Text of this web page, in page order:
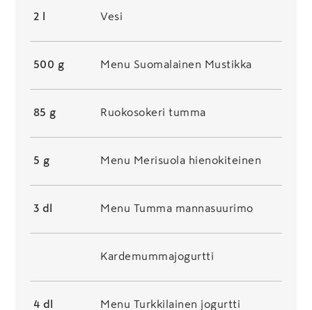
2 l Vesi
500 g Menu Suomalainen Mustikka
85 g Ruokosokeri tumma
5 g Menu Merisuola hienokiteinen
3 dl Menu Tumma mannasuurimo
Kardemummajogurtti
4 dl Menu Turkkilainen jogurtti